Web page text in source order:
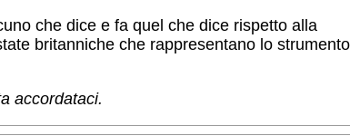
che dice e fa quel che dice rispetto alla
britanniche che rappresentano lo strumento
accordataci.